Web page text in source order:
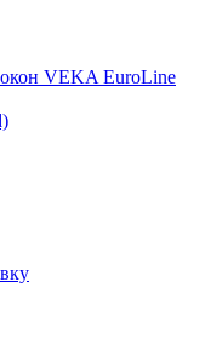
VEKA EuroLine